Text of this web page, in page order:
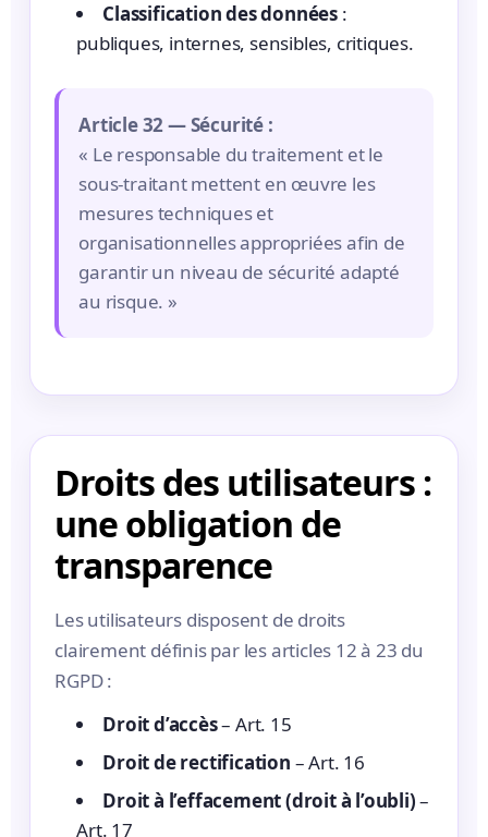
Classification des données:
publiques, internes, sensibles, critiques.
Article 32 — Sécurité :
« Le responsable du traitement et le
sous-traitant mettent en œuvre les
mesures techniques et
organisationnelles appropriées afin de
garantir un niveau de sécurité adapté
au risque. »
Droits des utilisateurs :
une obligation de
transparence
Les utilisateurs disposent de droits
clairement définis par les articles 12 à 23 du
RGPD :
Droit d’accès– Art. 15
Droit de rectification – Art. 16
Droit à l’effacement (droit à l’oubli)–
Art. 17